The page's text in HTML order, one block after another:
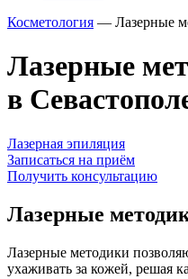
Косметология — Лазерные
Лазерные
в
Лазерная эпиляция
Записаться на приём
Получить консультацию
Лазерные
Лазерные методики
ухаживать за кожей, решая